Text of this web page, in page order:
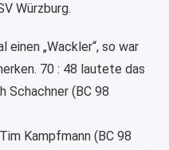
Würzburg.
einen „Wackler“, so war
70 : 48 lautete das
Schachner (BC 98
Kampfmann (BC 98